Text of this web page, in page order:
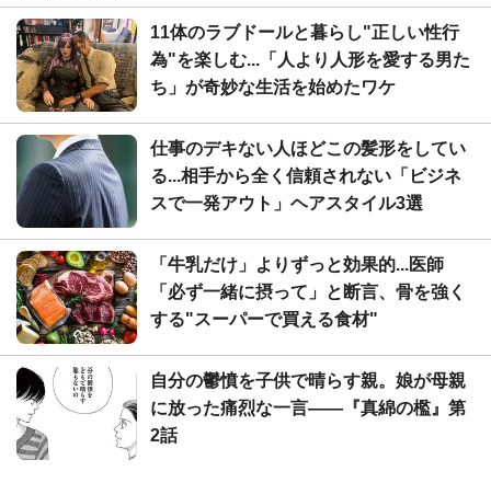
11体のラブドールと暮らし"正しい性行
為"を楽しむ...「人より人形を愛する男た
ち」が奇妙な生活を始めたワケ
仕事のデキない人ほどこの髪形をしてい
る...相手から全く信頼されない「ビジネ
スで一発アウト」ヘアスタイル3選
「牛乳だけ」よりずっと効果的...医師
「必ず一緒に摂って」と断言、骨を強く
する"スーパーで買える食材"
自分の鬱憤を子供で晴らす親。娘が母親
に放った痛烈な一言――『真綿の檻』第
2話